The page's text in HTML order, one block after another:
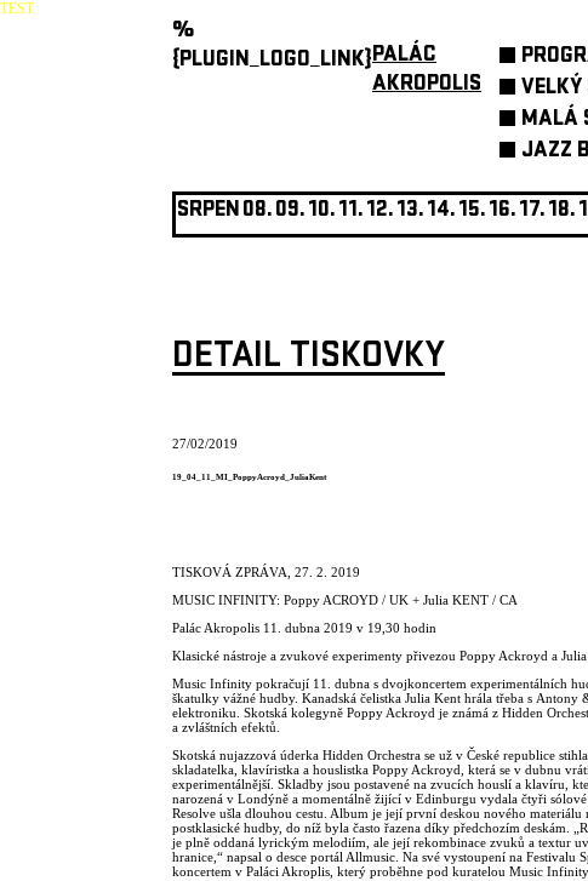
TEST
%
{PLUGIN_LOGO_LINK}PALÁC
AKROPOLIS
MALÁ
JAZZ
SRPEN08.09.10.11.12.13.14.15.16.17.18.
DETAIL TISKOVKY
27/02/2019
19_04_11_MI_PoppyAcroyd_JuliaKent
TISKOVÁ ZPRÁVA, 27. 2. 2019
MUSIC INFINITY: Poppy ACROYD / UK + Julia KENT / CA
Palác Akropolis 11. dubna 2019 v 19,30 hodin
Klasické nástroje a zvukové experimenty přivezou Poppy Ackroyd a Julia
Music Infinity pokračují 11. dubna s dvojkoncertem experimentálních
škatulky vážné hudby. Kanadská čelistka Julia Kent hrála třeba s
elektroniku. Skotská kolegyně Poppy Ackroyd je známá z Hidden
a zvláštních efektů.
Skotská nujazzová úderka Hidden Orchestra se už v České republice
skladatelka, klavíristka a houslistka Poppy Ackroyd, která se v dubnu
experimentálnější. Skladby jsou postavené na zvucích houslí a klavíru,
narozená v Londýně a momentálně žijící v Edinburgu vydala čtyři
Resolve ušla dlouhou cestu. Album je její první deskou nového
postklasické hudby, do níž byla často řazena díky předchozím deskám.
je plně oddaná lyrickým melodiím, ale její rekombinace zvuků a textur
hranice,“ napsal o desce portál Allmusic. Na své vystoupení na
koncertem v Paláci Akroplis, který proběhne pod kuratelou Music Infinity.